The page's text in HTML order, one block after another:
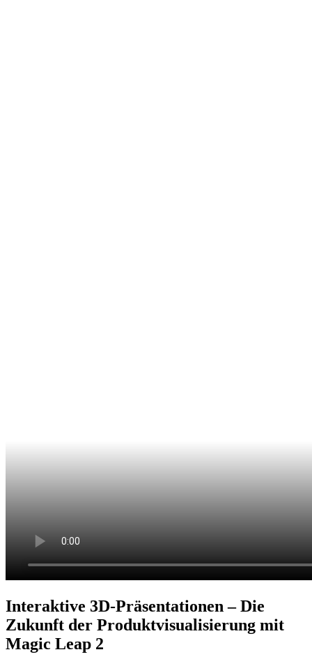
Interaktive 3D-Präsentationen – Die
Zukunft der Produktvisualisierung mit
Magic Leap 2